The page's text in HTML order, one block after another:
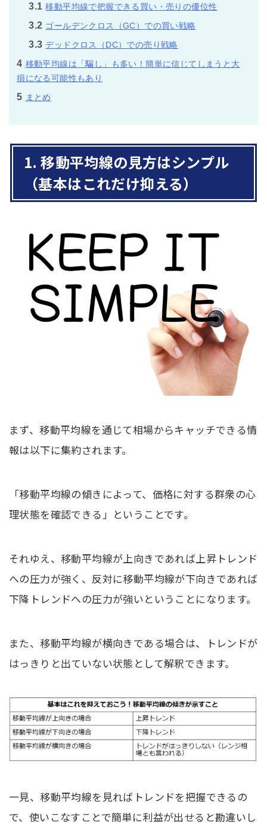
3.1 移動平均線で把握できる買い・売りの優位性
3.2 ゴールデンクロス（GC）での買い戦略
3.3 デッドクロス（DC）での売り戦略
4 移動平均線は「騙し」も多い！簡単に信じてしまうと大
損になる可能性もあり
5 まとめ
1. 移動平均線の見方はシンプル
（基本はこれだけ抑える）
まず、移動平均線を通じて相場からキャッチできる情
報は以下に集約されます。
「移動平均線の傾きによって、価格に対する群衆の心
理状態を確認できる」ということです。
それゆえ、移動平均線が上向きであれば上昇トレンド
への圧力が強く、反対に移動平均線が下向きであれば
下降トレンドへの圧力が強いということになります。
また、移動平均線が横向きである場合は、トレンドが
はっきりと出ていない状態として解釈できます。
一見、移動平均線を見ればトレンドを把握できるの
で、使いこなすことで簡単に利益が出せると勘違いし